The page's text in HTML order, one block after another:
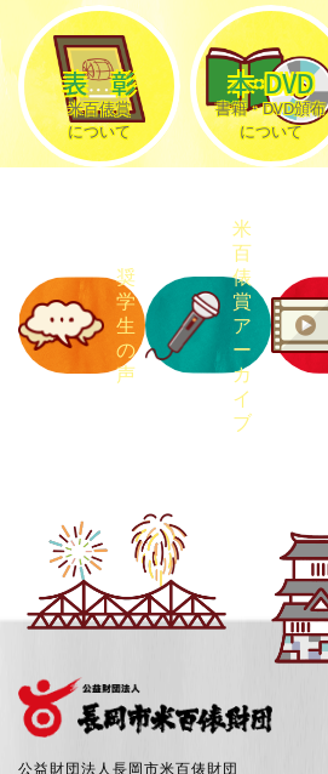
表彰
米百俵賞
について
本・DVD
書籍・DVD頒布
について
奨
学
生
の
声
米
百
俵
賞
ア
ー
カ
イ
ブ
公益財団法人長岡市米百俵財団